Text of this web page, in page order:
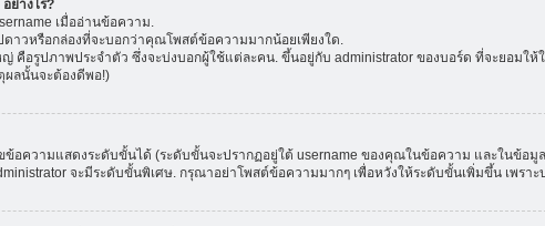
ย่างไร?
เมื่ออ่านข้อความ.
าวหรือกล่องที่จะบอกว่าคุณโพสต์ข้อความมากน้อยเพียงใด.
คือรูปภาพประจำตัว ซึ่งจะบ่งบอกผู้ใช้แต่ละคน. ขึ้นอยู่กับ administrator ของบอร์ด ที่จะยอม
ผลนั้นจะต้องดีพอ!)
อความแสดงระดับขั้นได้ (ระดับขั้นจะปรากฏอยู่ใต้ username ของคุณในข้อความ และในข้
จะมีระดับขั้นพิเศษ. กรุณาอย่าโพสต์ข้อความมากๆ เพื่อหวังให้ระดับขั้นเพิ่มขึ้น เพร